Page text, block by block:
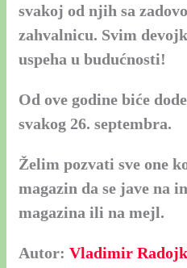
svakoj od njih sa
zahvalnicu. Svim
uspeha u budućnosti!
Od ove godine biće
svakog 26. septembra.
Želim pozvati sve one
magazin da se jave na
magazina ili na mejl.
Autor:Vladimir